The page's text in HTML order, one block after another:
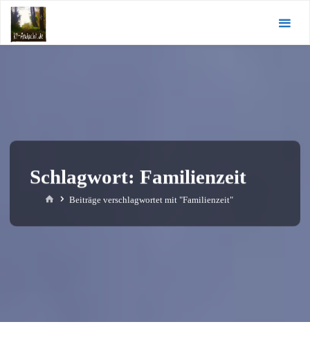
Zum
Inhalt
springen
Schlagwort:Familienzeit
StartBeiträge verschlagwortet mit "Familienzeit"